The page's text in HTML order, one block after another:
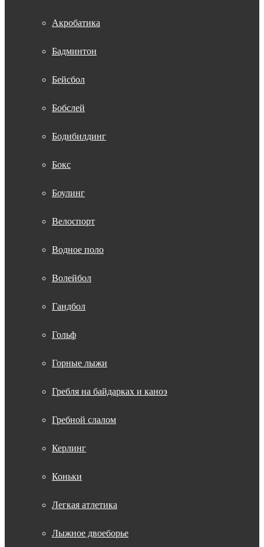
Акробатика
Бадминтон
Бейсбол
Бобслей
Бодибилдинг
Бокс
Боулинг
Велоспорт
Водное поло
Волейбол
Гандбол
Гольф
Горные лыжи
Гребля на байдарках и каноэ
Гребной слалом
Керлинг
Коньки
Легкая атлетика
Лыжное двоеборье